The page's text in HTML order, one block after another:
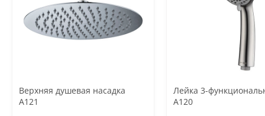
Верхняя душевая насадка
A121
Лейка 3-
A120